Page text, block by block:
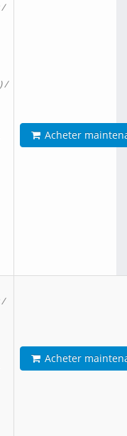
/
/
Acheter
/
Acheter